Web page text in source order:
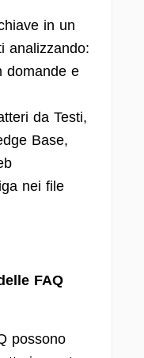
in un
analizzando:
domande e
da Testi,
Base,
nei file
FAQ
possono